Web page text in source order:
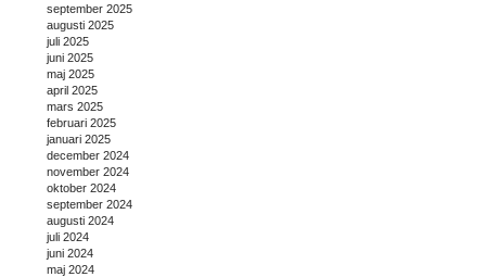
september 2025
augusti 2025
juli 2025
juni 2025
maj 2025
april 2025
mars 2025
februari 2025
januari 2025
december 2024
november 2024
oktober 2024
september 2024
augusti 2024
juli 2024
juni 2024
maj 2024